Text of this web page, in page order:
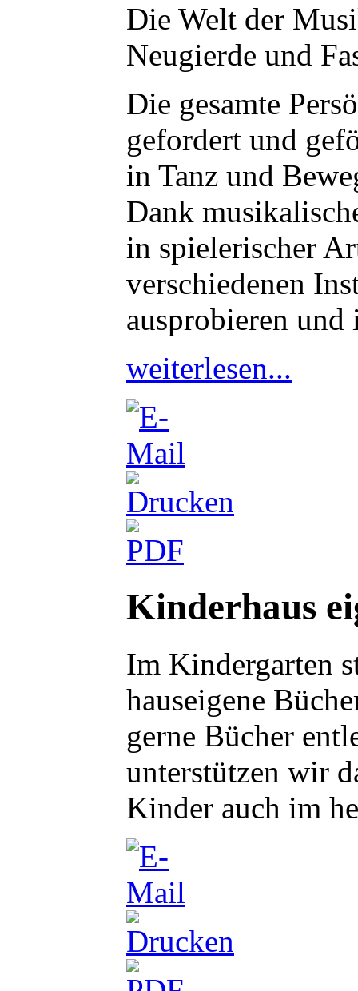
Die Welt der
Neugierde und
Die gesamte
gefordert und
in Tanz und
Dank
in spielerischer
verschiedenen
ausprobieren
weiterlesen...
Kinderhaus
Im Kindergarten
hauseigene
gerne Bücher
unterstützen wir
Kinder auch im